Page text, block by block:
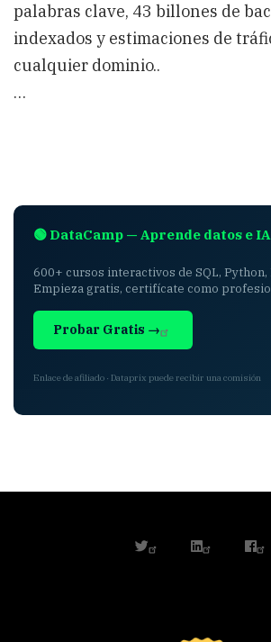
palabras clave, 43 billones de
indexados y estimaciones de
cualquier dominio..
…
🟢 DataCamp — Aprende datos e
600+ cursos interactivos de SQL, Python,
Empieza gratis, certifícate como
Probar Gratis →
Enlace de afiliado · Dataprix puede recibir una comisión
twitterlinkedin